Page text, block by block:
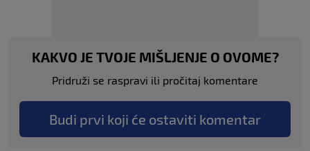
KAKVO JE TVOJE MIŠLJENJE O OVOME?
Pridruži se raspravi ili pročitaj komentare
Budi prvi koji će ostaviti komentar